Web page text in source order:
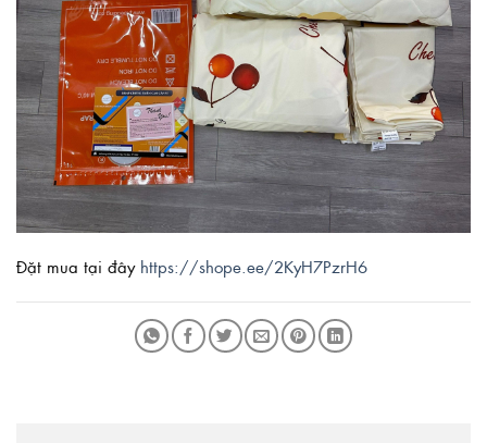
Đặt mua tại đây https://shope.ee/2KyH7PzrH6